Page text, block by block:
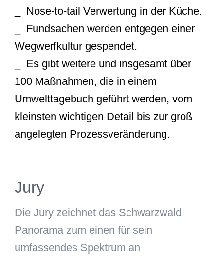
_ Nose-to-tail Verwertung in der Küche.
_ Fundsachen werden entgegen einer
Wegwerfkultur gespendet.
_ Es gibt weitere und insgesamt über
100 Maßnahmen, die in einem
Umwelttagebuch geführt werden, vom
kleinsten wichtigen Detail bis zur groß
angelegten Prozessveränderung.
Jury
Die Jury zeichnet das Schwarzwald
Panorama zum einen für sein
umfassendes Spektrum an